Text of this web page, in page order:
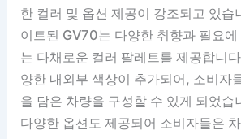
한 컬러 및 옵션 제공이 강조되고 있습
이트된 GV70는 다양한 취향과 필요에
는 다채로운 컬러 팔레트를 제공합니
양한 내외부 색상이 추가되어, 소비자
을 담은 차량을 구성할 수 있게 되었습
다양한 옵션도 제공되어 소비자들은